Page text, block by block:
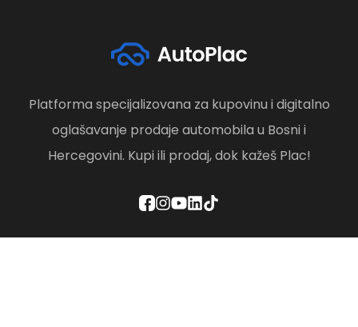
Platforma specijalizovana za kupovinu i digitalno
oglašavanje prodaje automobila u Bosni i
Hercegovini. Kupi ili prodaj, dok kažeš Plac!